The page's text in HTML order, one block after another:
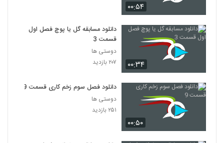
۰۰:۵۴
۰۰:۳۴
دانلود مسابقه گل یا پوچ فصل اول
قسمت 3
دوستی ها
۲۰۷ بازدید
۰۰:۵۰
دانلود فصل سوم زخم کاری قسمت 9
دوستی ها
۲۵۱ بازدید